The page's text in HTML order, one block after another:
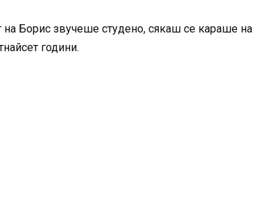
Борис звучеше студено, сякаш се караше на
години.